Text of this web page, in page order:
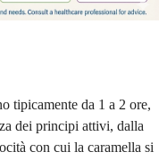
tipicamente da 1 a 2 ore,
dei principi attivi, dalla
con cui la caramella si